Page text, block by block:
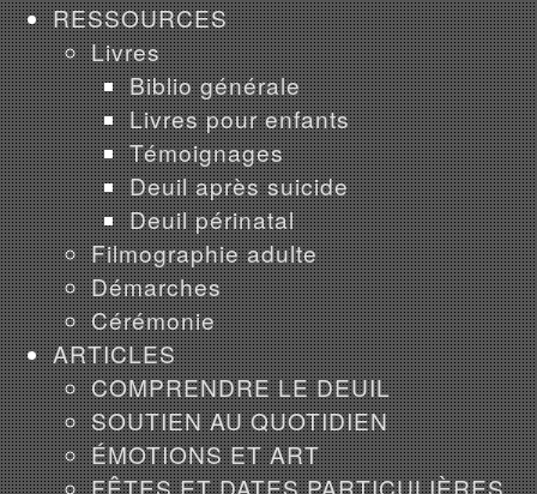
RESSOURCES
Livres
Biblio générale
Livres pour enfants
Témoignages
Deuil après suicide
Deuil périnatal
Filmographie adulte
Démarches
Cérémonie
ARTICLES
COMPRENDRE LE DEUIL
SOUTIEN AU QUOTIDIEN
ÉMOTIONS ET ART